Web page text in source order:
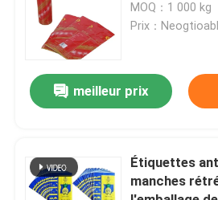
Demande de soumission
Films en PE rétrécissants
film d'enveloppe de
MOQ：1 000 kg
Prix：
meilleur prix
Étiquettes
manches